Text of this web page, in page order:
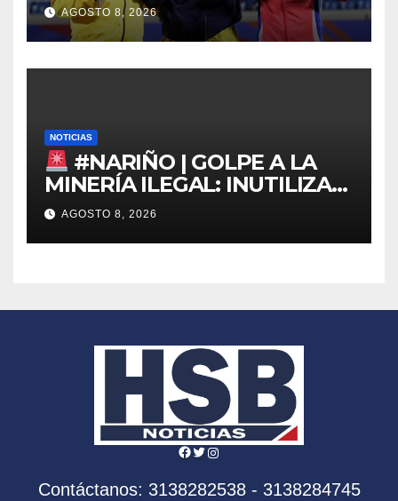
AGOSTO 8, 2026
NOTICIAS
#NARIÑO | GOLPE A LA
MINERÍA ILEGAL: INUTILIZAN
DRAGA EN EL PACÍFICO
AGOSTO 8, 2026
Facebook
Twitter
Instagram
Contáctanos: 3138282538 - 3138284745